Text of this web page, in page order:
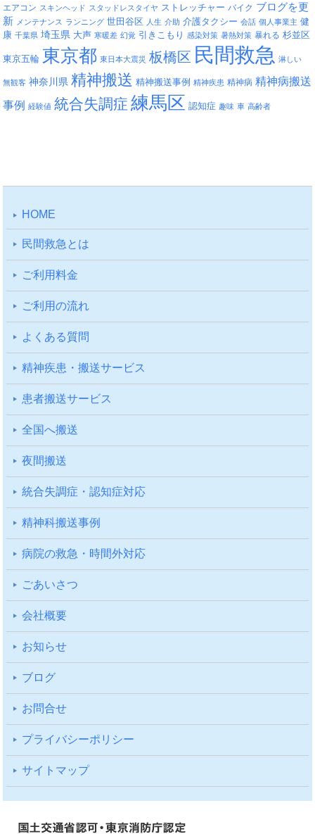
エアコン スキンヘッド スタッドレスタイヤ ストレッチャー バイク ブログを更
新 メンテナンス ランニング 世田谷区 人生 介助 介護タクシー 会話 個人事業主 健
康 千葉県 埼玉県 大声 寒暖差 幻覚 引きこもり 感染対策 暑熱対策 暴れる 杉並区
東京五輪 東京都 東日本大震災 板橋区 民間救急 淋しい
無観客 神奈川県 精神搬送 精神搬送事例 精神疾患 精神病 精神病搬送
事例
経験値 統合失調症 練馬区 認知症 趣味 車 高齢者
HOME
⺠間救急とは
ご利⽤料⾦
ご利⽤の流れ
よくある質問
精神疾患・搬送サービス
患者搬送サービス
全国へ搬送
夜間搬送
統合失調症・認知症対応
精神科搬送事例
病院の救急・時間外対応
ごあいさつ
会社概要
お知らせ
ブログ
お問合せ
プライバシーポリシー
サイトマップ